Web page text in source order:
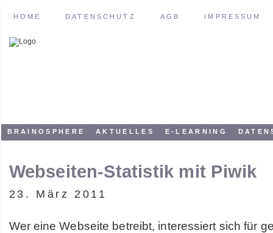
HOME DATENSCHUTZ AGB IMPRESSUM
BRAINOSPHERE AKTUELLES E-LEARNING
Webseiten-Statistik mit Piwik
23. März 2011
Wer eine Webseite betreibt, interessiert sich für